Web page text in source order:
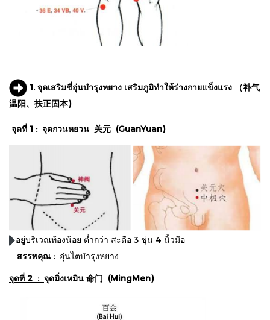
1. จุดเสริมชี่อุ่นบำรุงหยาง เสริมภูมิทำให้ร่างกายแข็งแรง （补气
温阳、扶正固本)
จุดที่ 1 :จุดกวนหยวน 关元 (GuanYuan)
อยู่บริเวณท้องน้อย ต่ำกว่า สะดือ 3 ชุ่น 4 นิ้วมือ
สรรพคุณ : อุ่นไตบำรุงหยาง
จุดที่ 2 : จุดมิ่งเหมิน 命门 (MingMen)